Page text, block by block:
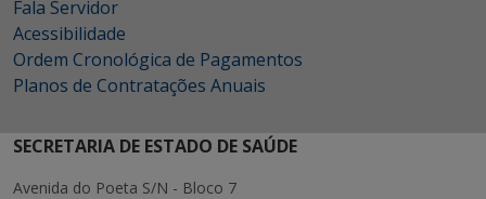
Fala Servidor
Acessibilidade
Ordem Cronológica de Pagamentos
Planos de Contratações Anuais
SECRETARIA DE ESTADO DE SAÚDE
Avenida do Poeta S/N - Bloco 7